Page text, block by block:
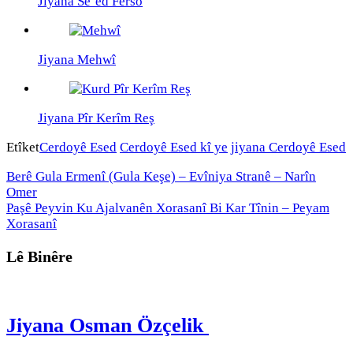
Jiyana Mehwî
Jiyana Pîr Kerîm Reş
EtîketCerdoyê Esed Cerdoyê Esed kî ye jiyana Cerdoyê Esed
Berê Gula Ermenî (Gula Keşe) – Evîniya Stranê – Narîn
Omer
Paşê Peyvin Ku Ajalvanên Xorasanî Bi Kar Tînin – Peyam
Xorasanî
Lê Binêre
Jiyana Osman Özçelik